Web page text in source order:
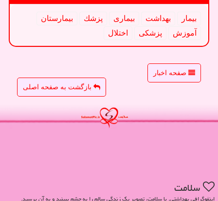
بیمار بهداشت بیماری پزشك
بیمارستان
آموزش
پزشكی اختلال
صفحه اخبار
بازگشت به صفحه اصلی
سلامت